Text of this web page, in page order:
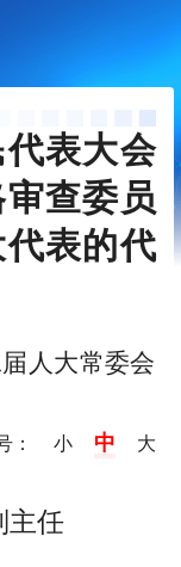
表大会
查委员
表的代
人大常委会
： 小 中 大
任